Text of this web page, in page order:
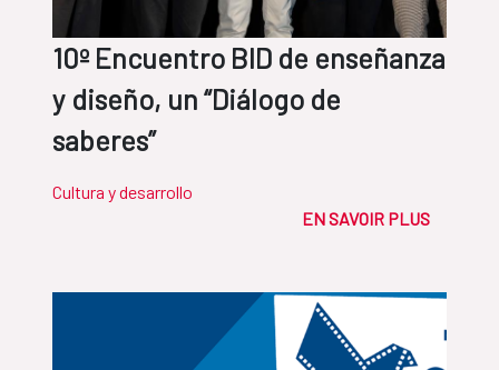
10º Encuentro BID de enseñanza
y diseño, un “Diálogo de
saberes”
Cultura y desarrollo
EN SAVOIR PLUS